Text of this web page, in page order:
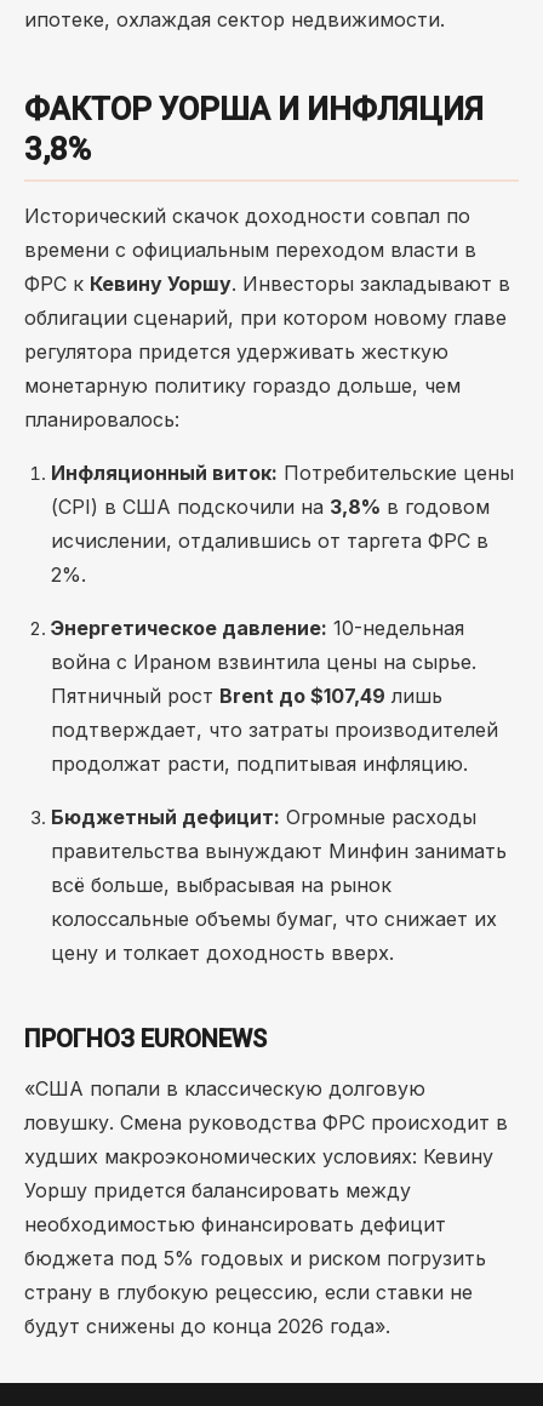
ипотеке, охлаждая сектор недвижимости.
ФАКТОР УОРША И ИНФЛЯЦИЯ
3,8%
Исторический скачок доходности совпал по
времени с официальным переходом власти в
ФРС к Кевину Уоршу. Инвесторы закладывают в
облигации сценарий, при котором новому главе
регулятора придется удерживать жесткую
монетарную политику гораздо дольше, чем
планировалось:
Инфляционный виток: Потребительские цены
(CPI) в США подскочили на 3,8% в годовом
исчислении, отдалившись от таргета ФРС в
2%.
Энергетическое давление: 10-недельная
война с Ираном взвинтила цены на сырье.
Пятничный рост Brent до $107,49 лишь
подтверждает, что затраты производителей
продолжат расти, подпитывая инфляцию.
Бюджетный дефицит: Огромные расходы
правительства вынуждают Минфин занимать
всё больше, выбрасывая на рынок
колоссальные объемы бумаг, что снижает их
цену и толкает доходность вверх.
ПРОГНОЗ EURONEWS
«США попали в классическую долговую
ловушку. Смена руководства ФРС происходит в
худших макроэкономических условиях: Кевину
Уоршу придется балансировать между
необходимостью финансировать дефицит
бюджета под 5% годовых и риском погрузить
страну в глубокую рецессию, если ставки не
будут снижены до конца 2026 года».